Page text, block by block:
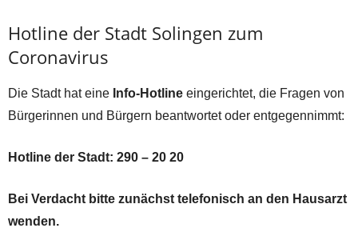
Hotline der Stadt Solingen zum
Coronavirus
Die Stadt hat eine Info-Hotline eingerichtet, die Fragen von
Bürgerinnen und Bürgern beantwortet oder entgegennimmt:
Hotline der Stadt: 290 – 20 20
Bei Verdacht bitte zunächst telefonisch an den Hausarzt
wenden.